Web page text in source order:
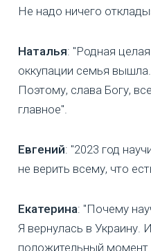
Не надо ничего
Наталья: "Родная
оккупации семья
Поэтому, слава Богу,
главное".
Евгений: "2023 год
не верить всему, что
Екатерина: "Почему
Я вернулась в Украину.
положительный